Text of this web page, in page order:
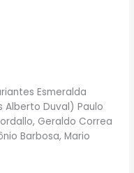
Esmeralda
Alberto Duval) Paulo
Geraldo Correa
Barbosa, Mario